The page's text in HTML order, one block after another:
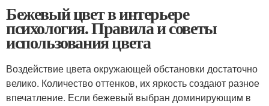
Бежевый цвет в интерьере
психология. Правила и советы
использования цвета
Воздействие цвета окружающей обстановки достаточно
велико. Количество оттенков, их яркость создают разное
впечатление. Если бежевый выбран доминирующим в